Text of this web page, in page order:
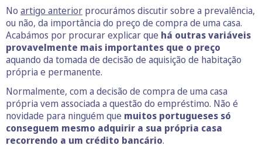
No artigo anterior procurámos discutir sobre a prevalência,
ou não, da importância do preço de compra de uma casa.
Acabámos por procurar explicar que há outras variáveis
provavelmente mais importantes que o preço
aquando da tomada de decisão de aquisição de habitação
própria e permanente.
Normalmente, com a decisão de compra de uma casa
própria vem associada a questão do empréstimo. Não é
novidade para ninguém que muitos portugueses só
conseguem mesmo adquirir a sua própria casa
recorrendo a um crédito bancário.